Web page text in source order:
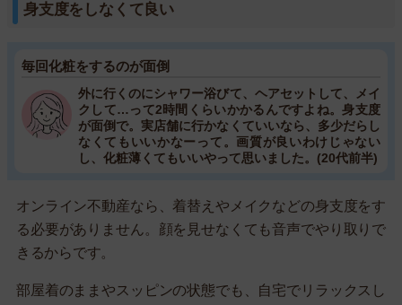
身支度をしなくて良い
毎回化粧をするのが面倒
外に行くのにシャワー浴びて、ヘアセットして、メイ
クして…って2時間くらいかかるんですよね。身支度
が面倒で。実店舗に行かなくていいなら、多少だらし
なくてもいいかなーって。画質が良いわけじゃない
し、化粧薄くてもいいやって思いました。(20代前半)
オンライン不動産なら、着替えやメイクなどの身支度をす
る必要がありません。顔を見せなくても音声でやり取りで
きるからです。
部屋着のままやスッピンの状態でも、自宅でリラックスし